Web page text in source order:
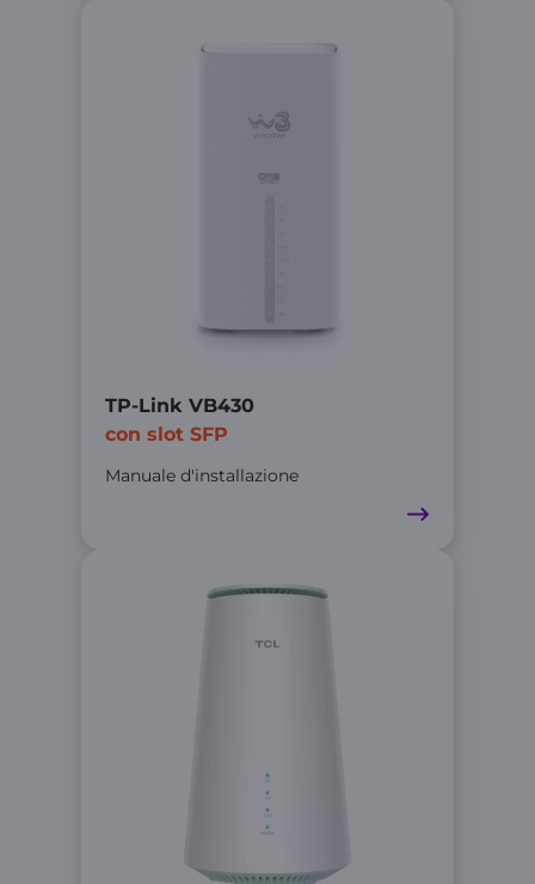
TP-Link VB430
con slot SFP
Manuale d'installazione